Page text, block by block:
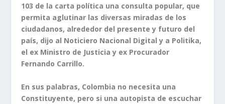
103 de la carta política una consulta popular, que
permita aglutinar las diversas miradas de los
ciudadanos, alrededor del presente y futuro del
país, dijo al Noticiero Nacional Digital y a Politika,
el ex Ministro de Justicia y ex Procurador
Fernando Carrillo.
En sus palabras, Colombia no necesita una
Constituyente, pero si una autopista de escuchar